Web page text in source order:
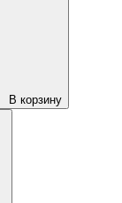
В корзину